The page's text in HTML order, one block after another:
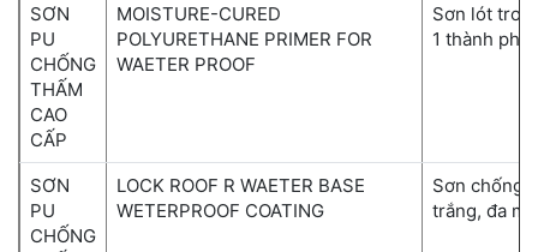
SƠN
PU
CHỐNG
THẤM
CAO
CẤP
MOISTURE-CURED
POLYURETHANE PRIMER FOR
WAETER PROOF
Sơn lót
1 thành
SƠN
PU
CHỐNG
LOCK ROOF R WAETER BASE
WETERPROOF COATING
Sơn chống
trắng, đa